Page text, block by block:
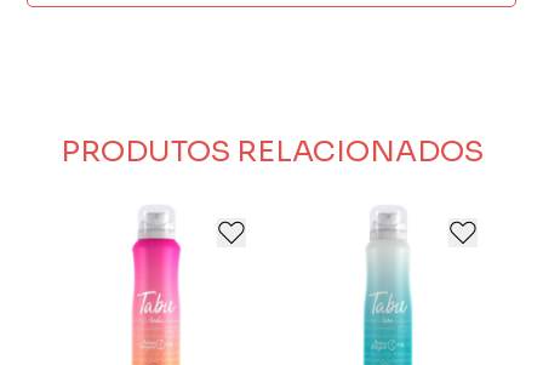
PRODUTOS RELACIONADOS